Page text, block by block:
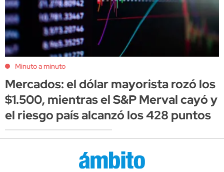
Minuto a minuto
Mercados: el dólar mayorista rozó los
$1.500, mientras el S&P Merval cayó y
el riesgo país alcanzó los 428 puntos